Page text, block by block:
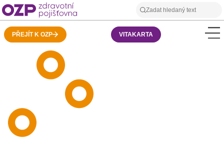
PŘEJÍT K OZP VITAKARTA